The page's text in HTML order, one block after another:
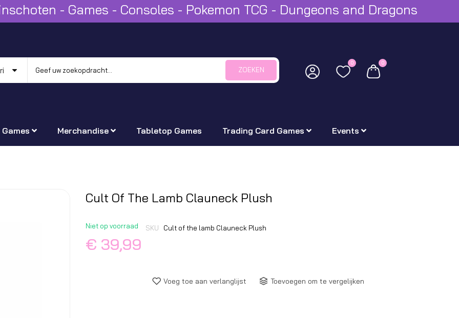
- Games - Consoles - Pokemon TCG - Dungeons and Dragons
ZOEKEN
0 0
Games Merchandise Tabletop Games Trading Card Games Events
begin
Cult Of The Lamb Clauneck Plush
Niet op voorraad SKU Cult of the lamb Clauneck Plush
€ 39,99
Voeg toe aan verlanglijst Toevoegen om te vergelijken